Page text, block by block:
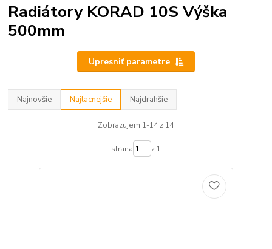
Radiátory KORAD 10S Výška
500mm
Upresniť parametre
Najnovšie Najlacnejšie Najdrahšie
Zobrazujem 1-14 z 14
strana z 1